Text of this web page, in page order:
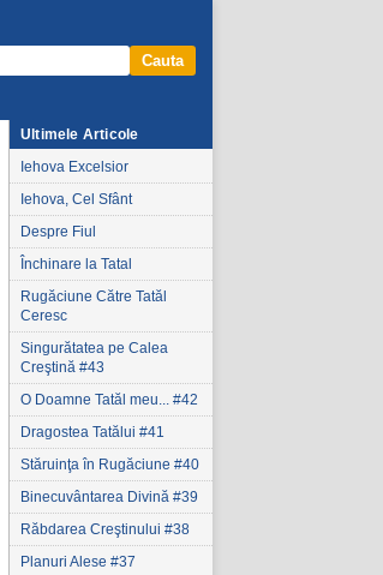
Cauta
Ultimele Articole
Iehova Excelsior
Iehova, Cel Sfânt
Despre Fiul
Închinare la Tatal
Rugăciune Către Tatăl
Ceresc
Singurătatea pe Calea
Creştină #43
O Doamne Tatăl meu... #42
Dragostea Tatălui #41
Stăruinţa în Rugăciune #40
Binecuvântarea Divină #39
Răbdarea Creştinului #38
Planuri Alese #37